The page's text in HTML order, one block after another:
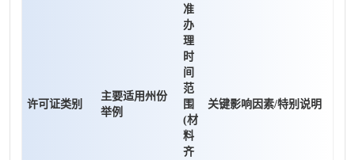
许可证类别
主要适用州份
举例
准
办
理
时
间
范
围
(材
料
齐
关键影响因素/特别说明